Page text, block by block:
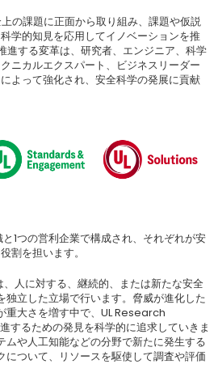
の課題に正面から取り組み、課題や仮説
学的知見を応用してイノベーションを推
進する変革は、研究者、エンジニア、科学
ニカルエクスパート、ビジネスリーダー
よって強化され、安全科学の発展に貢献
1つの営利企業で構成され、それぞれが安
割を担います。
人に対する、継続的、または新たな安全
独立した立場で行います。脅威が進化した
重大さを増す中で、UL Research
するための発見を科学的に追求していきま
ムや人工知能などの分野で新たに発生する
について、リソースを駆使して調査や評価